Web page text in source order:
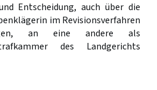
Entscheidung, auch über die
im Revisionsverfahren
an eine andere als
des Landgerichts